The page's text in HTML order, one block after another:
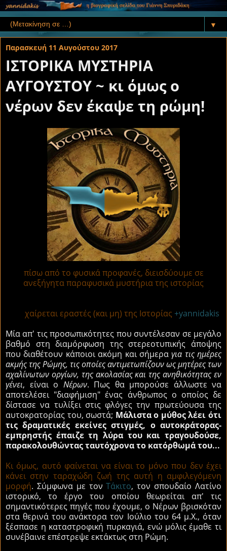
▼
Παρασκευή 11 Αυγούστου 2017
ΙΣΤΟΡΙΚΑ ΜΥΣΤΗΡΙΑ
ΑΥΓΟΥΣΤΟΥ ~ κι όμως ο
νέρων δεν έκαψε τη ρώμη!
πίσω από το φυσικά προφανές, διεισδύουμε σε
ανεξήγητα παραφυσικά μυστήρια της ιστορίας
χαίρεται εραστές (και μη) της Ιστορίας +yannidakis
Μία απ' τις προσωπικότητες που συντέλεσαν σε μεγάλο
βαθμό στη διαμόρφωση της στερεοτυπικής άποψης
που διαθέτουν κάποιοι ακόμη και σήμεραγια τις ημέρες
ακμής της Ρώμης, τις οποίες αντιμετωπίζουν ως μητέρες των
αχαλίνωτων οργίων, της ακολασίας και της ανηθικότητας εν
γένει, είναι ο Νέρων. Πως θα μπορούσε άλλωστε να
αποτελέσει "διαφήμιση" ένας άνθρωπος ο οποίος δε
δίστασε να τυλίξει στις φλόγες την πρωτεύουσα της
αυτοκρατορίας του, σωστά; Μάλιστα ο μύθος λέει ότι
τις δραματικές εκείνες στιγμές, ο αυτοκράτορας-
εμπρηστής έπαιζε τη λύρα του και τραγουδούσε,
παρακολουθώντας ταυτόχρονα το κατόρθωμά του...
Κι όμως, αυτό φαίνεται να είναι το μόνο που δεν έχει
κάνει στην ταραχώδη ζωή της αυτή η αμφιλεγόμενη
μορφή. Σύμφωνα με τονΤάκιτο, τον σπουδαίο Λατίνο
ιστορικό, το έργο του οποίου θεωρείται απ' τις
σημαντικότερες πηγές που έχουμε, ο Νέρων βρισκόταν
στα θερινά του ανάκτορα τον Ιούλιο του 64 μ.Χ., όταν
ξέσπασε η καταστροφική πυρκαγιά, ενώ μόλις έμαθε τι
συνέβαινε επέστρεψε εκτάκτως στη Ρώμη.